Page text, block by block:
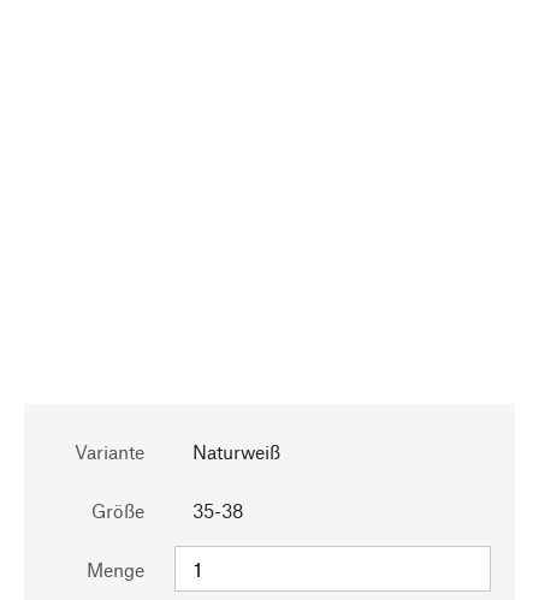
Variante Naturweiß
Größe 35-38
Menge